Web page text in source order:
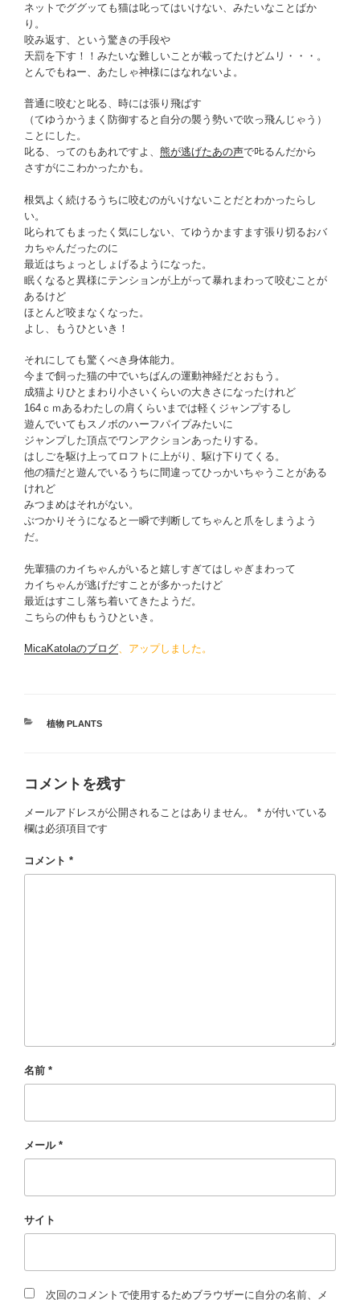
ネットでググッても猫は叱ってはいけない、みたいなことばか
り。
咬み返す、という驚きの手段や
天罰を下す！！みたいな難しいことが載ってたけどムリ・・・。
とんでもねー、あたしゃ神様にはなれないよ。
普通に咬むと叱る、時には張り飛ばす
（てゆうかうまく防御すると自分の襲う勢いで吹っ飛んじゃう）
ことにした。
叱る、ってのもあれですよ、 熊が逃げたあの声で𠮟るんだから
さすがにこわかったかも。
根気よく続けるうちに咬むのがいけないことだとわかったらし
い。
叱られてもまったく気にしない、てゆうかますます張り切るおバ
カちゃんだったのに
最近はちょっとしょげるようになった。
眠くなると異様にテンションが上がって暴れまわって咬むことが
あるけど
ほとんど咬まなくなった。
よし、もうひといき！
それにしても驚くべき身体能力。
今まで飼った猫の中でいちばんの運動神経だとおもう。
成猫よりひとまわり小さいくらいの大きさになったけれど
164ｃｍあるわたしの肩くらいまでは軽くジャンプするし
遊んでいてもスノボのハーフパイプみたいに
ジャンプした頂点でワンアクションあったりする。
はしごを駆け上ってロフトに上がり、駆け下りてくる。
他の猫だと遊んでいるうちに間違ってひっかいちゃうことがある
けれど
みつまめはそれがない。
ぶつかりそうになると一瞬で判断してちゃんと爪をしまうよう
だ。
先輩猫のカイちゃんがいると嬉しすぎてはしゃぎまわって
カイちゃんが逃げだすことが多かったけど
最近はすこし落ち着いてきたようだ。
こちらの仲ももうひといき。
MicaKatolaのブログ、アップしました。
カ
ー
植物 PLANTS
コメントを残す
メールアドレスが公開されることはありません。 * が付いている
欄は必須項目です
コメント *
名前 *
メール *
サイト
次回のコメントで使用するためブラウザーに自分の名前、メ